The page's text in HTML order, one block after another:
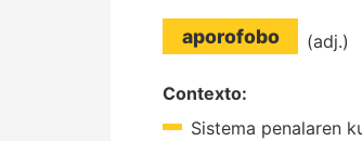
aporofobo (adj.)
Contexto:
Sistema penalaren